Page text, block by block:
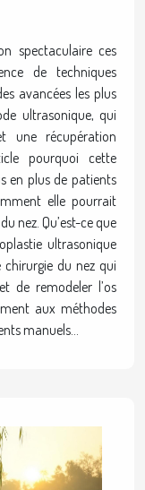
spectaculaire ces
de techniques
avancées les plus
ultrasonique, qui
une récupération
pourquoi cette
en plus de patients
elle pourrait
nez. Qu’est-ce que
ultrasonique
du nez qui
de remodeler l’os
aux méthodes
manuels...